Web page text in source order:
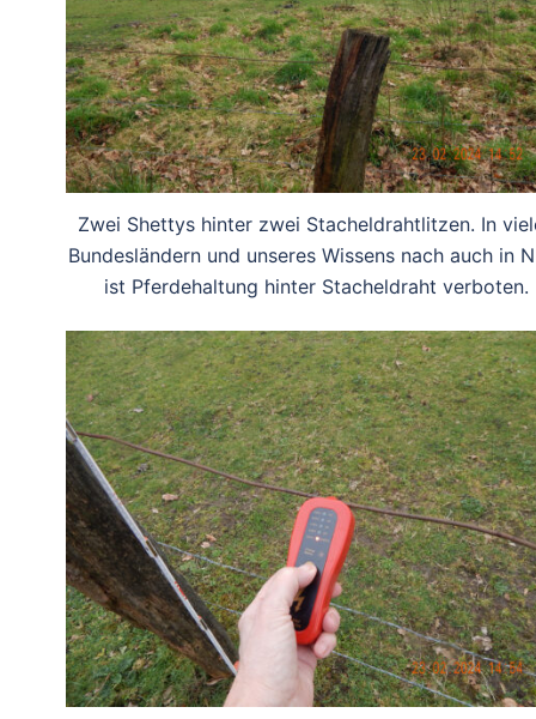
Zwei Shettys hinter zwei Stacheldrahtlitzen. In
Bundesländern und unseres Wissens nach auch in
ist Pferdehaltung hinter Stacheldraht verboten.